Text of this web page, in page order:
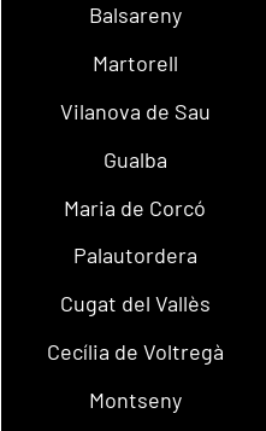
Balsareny
Martorell
Vilanova de Sau
Gualba
Maria de Corcó
Palautordera
Cugat del Vallès
Cecília de Voltregà
Montseny